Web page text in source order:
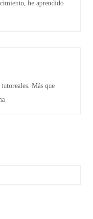
he aprendido
Más que